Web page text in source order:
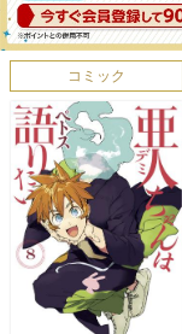
コミック